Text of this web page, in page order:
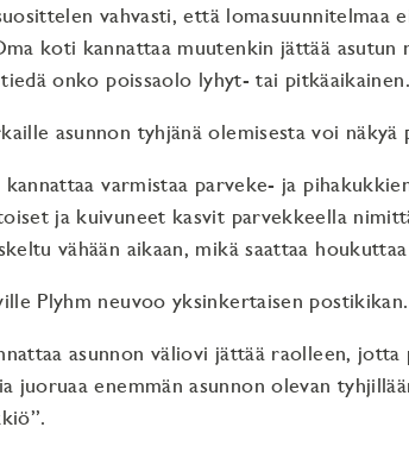
vahvasti, että lomasuunnitelmaa
koti kannattaa muutenkin jättää asutun
onko poissaolo lyhyt- tai
asunnon tyhjänä olemisesta voi näkyä
kannattaa varmistaa parveke- ja
ja kuivuneet kasvit parvekkeella
vähään aikaan, mikä saattaa
Plyhm neuvoo yksinkertaisen postikikan.
asunnon väliovi jättää raolleen,
juoruaa enemmän asunnon olevan